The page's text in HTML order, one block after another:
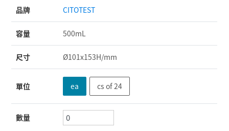
品牌 CITOTEST
容量 500mL
尺寸 Ø101x153H/mm
單位 ea cs of 24
數量